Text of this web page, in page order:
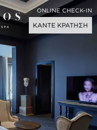
ONLINE CHECK-IN
ΚΑΝΤΕ ΚΡΑΤΗΣΗ